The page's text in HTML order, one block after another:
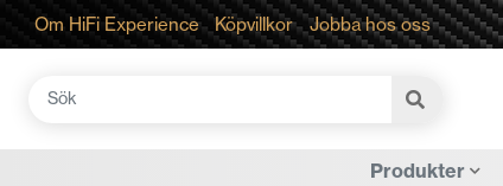
Om HiFi Experience Köpvillkor Jobba hos oss
Sök
Produkter